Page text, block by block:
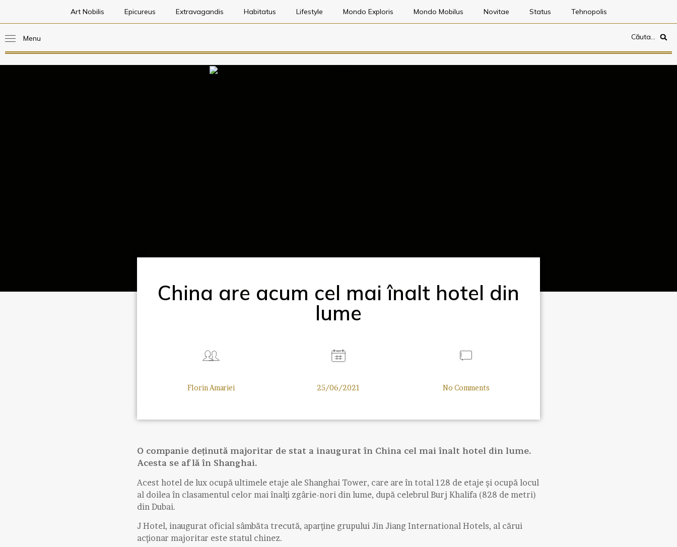
Art Nobilis Epicureus Extravagandis Habitatus Lifestyle Mondo Exploris Mondo Mobilus Novitae Status Tehnopolis
Menu Căuta…
China are acum cel mai înalt hotel din
lume
Florin Amariei 25/06/2021 No Comments
O companie deținută majoritar de stat a inaugurat în China cel mai înalt hotel din lume.
Acesta se află în Shanghai.
Acest hotel de lux ocupă ultimele etaje ale Shanghai Tower, care are în total 128 de etaje şi ocupă locul
al doilea în clasamentul celor mai înalţi zgârie-nori din lume, după celebrul Burj Khalifa (828 de metri)
din Dubai.
J Hotel, inaugurat oficial sâmbăta trecută, aparţine grupului Jin Jiang International Hotels, al cărui
acţionar majoritar este statul chinez.